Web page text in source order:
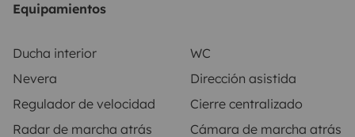
modelo Tessoro T463.
Equipamientos
Ducha interior
WC
Nevera
Dirección asistida
Regulador de velocidad
Cierre centralizado
Radar de marcha atrás
Cámara de marcha atrás